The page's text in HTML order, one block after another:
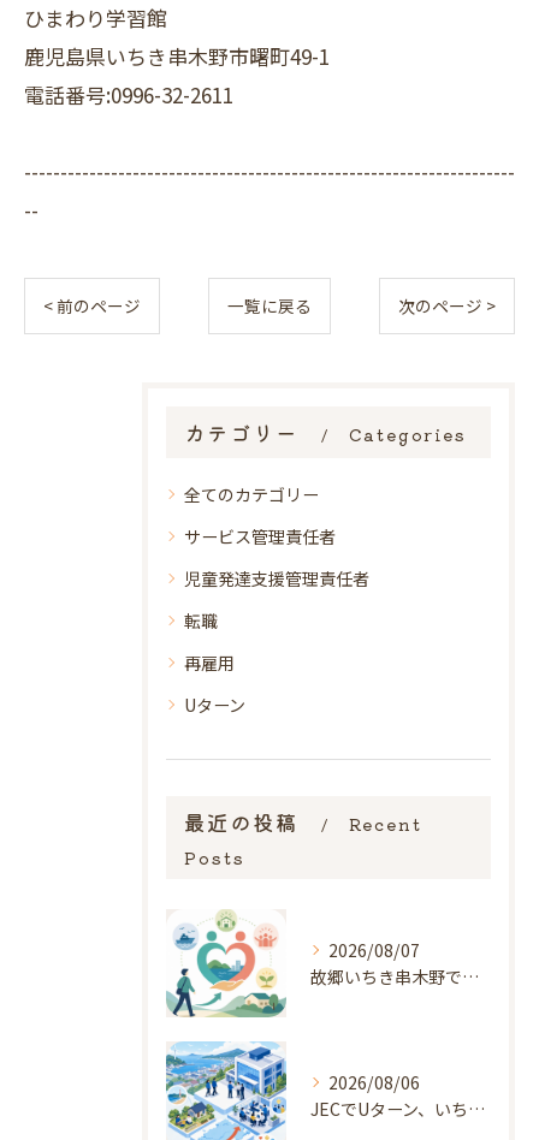
ひまわり学習館
鹿児島県いちき串木野市曙町49-1
電話番号:0996-32-2611
--------------------------------------------------------------------
--
< 前のページ 一覧に戻る 次のページ >
カテゴリー Categories
全てのカテゴリー
サービス管理責任者
児童発達支援管理責任者
転職
再雇用
Uターン
最近の投稿
Recent
Posts
2026/08/07
故郷いちき串木野で始める福祉オープニング勤務
2026/08/06
JECでUターン、いちき串木野オープニング勤務